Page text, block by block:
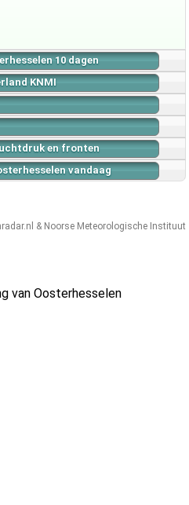
10 dagen
KNMI
en fronten
vandaag
& Noorse Meteorologische Instituut
van Oosterhesselen